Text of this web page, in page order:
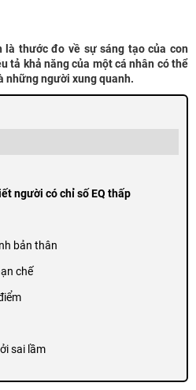
là thước đo về sự sáng tạo của con
tả khả năng của một cá nhân có thể
những người xung quanh.
người có chỉ số EQ thấp
bản thân
chế
sai lầm